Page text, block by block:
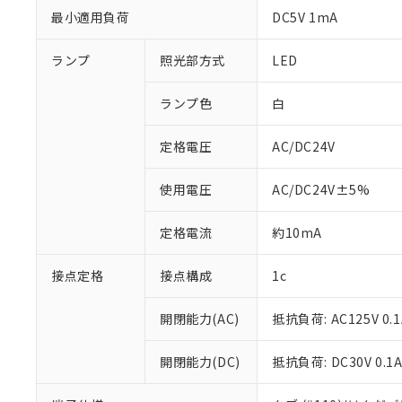
最小適用負荷 DC5V 1mA
ランプ 照光部方式 LED
ランプ色 白
定格電圧 AC/DC24V
使用電圧 AC/DC24V±5%
定格電流 約10mA
接点定格 接点構成 1c
開閉能力(AC) 抵抗負荷: AC125V
開閉能力(DC) 抵抗負荷: DC30V 0.1A
ご利用条件
対応済み：EU
対応予定：EU
対応予定なし：
調査・確認中：